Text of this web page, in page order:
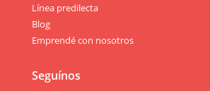
Línea predilecta
Blog
Emprendé con nosotros
Seguínos